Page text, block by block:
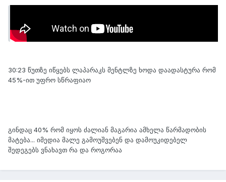
30:23 წუთზე იწყებს ლაპარაკს მენტლზე ხოდა დაადასტურა რომ
45%-ით უფრო სწრაფიაო
გინდაც 40% რომ იყოს ძალიან მაგარია ამხელა წარმადობის
მატება... იმედია მალე გამოუშვებენ და დამოუკიდებელ
შედეგებს ვნახავთ რა და როგორაა